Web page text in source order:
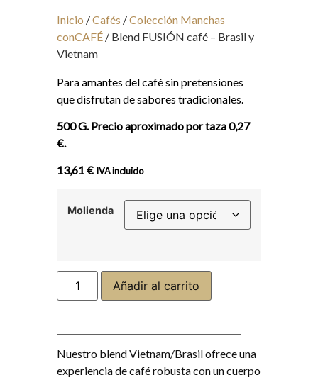
Inicio /Cafés /Colección Manchas
conCAFÉ / Blend FUSIÓN café – Brasil y
Vietnam
Para amantes del café sin pretensiones
que disfrutan de sabores tradicionales.
500 G. Precio aproximado por taza 0,27
€.
13,61€ IVA incluido
Molienda
Añadir al carrito
Nuestro blend Vietnam/Brasil ofrece una
experiencia de café robusta con un cuerpo